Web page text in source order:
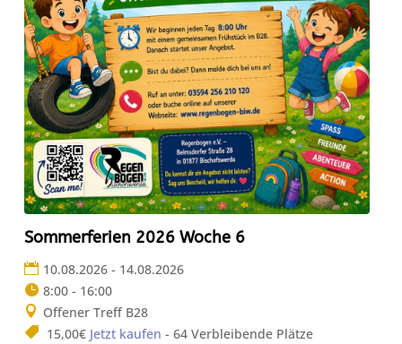
Sommerferien 2026 Woche 6
10.08.2026 - 14.08.2026
8:00 - 16:00
Offener Treff B28
15,00€ Jetzt kaufen - 64 Verbleibende Plätze